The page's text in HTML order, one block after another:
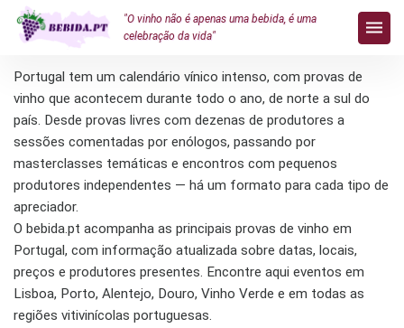
"O vinho não é apenas uma bebida, é uma
celebração da vida"
Provas do vinho
Portugal tem um calendário vínico intenso, com provas de
vinho que acontecem durante todo o ano, de norte a sul do
país. Desde provas livres com dezenas de produtores a
sessões comentadas por enólogos, passando por
masterclasses temáticas e encontros com pequenos
produtores independentes — há um formato para cada tipo de
apreciador.
O bebida.pt acompanha as principais provas de vinho em
Portugal, com informação atualizada sobre datas, locais,
preços e produtores presentes. Encontre aqui eventos em
Lisboa, Porto, Alentejo, Douro, Vinho Verde e em todas as
regiões vitivinícolas portuguesas.